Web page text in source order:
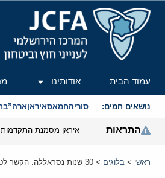
המרכז הירושלמי לענייני
עמוד הבית אודותינו
נושאים חמים: סוריהחמאסאיראןארה”ב
התראות איראן מסמנת התקדמות
ראשי > בלוגים > 30 שנות נסראללה: הקשר לטהרן, האיבה הפנימית והאיום על ישראל